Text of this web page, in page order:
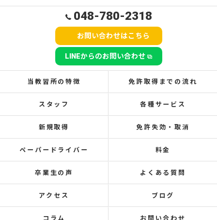
048-780-2318
お問い合わせはこちら
LINEからのお問い合わせ
当教習所の特徴 免許取得までの流れ
スタッフ 各種サービス
新規取得 免許失効・取消
ペーパードライバー 料金
卒業生の声 よくある質問
アクセス ブログ
コラム お問い合わせ